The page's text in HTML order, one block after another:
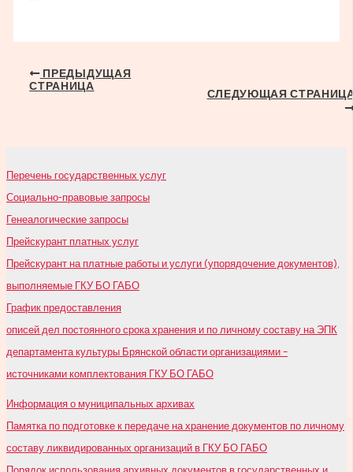
Навигация
ПРЕДЫДУЩАЯ
СТРАНИЦА
СЛЕДУЮЩАЯ
Перечень государственных услуг
Социально-правовые запросы
Генеалогические запросы
Прейскурант платных услуг
Прейскурант на платные работы и услуги (упорядочение документов),
выполняемые ГКУ БО ГАБО
График предоставления
описей дел постоянного срока хранения и по личному составу на ЭПК
департамента культуры Брянской области организациями –
источниками комплектования ГКУ БО ГАБО
Информация о муниципальных архивах
Памятка по подготовке к передаче на хранение документов по личному
составу ликвидированных организаций в ГКУ БО ГАБО